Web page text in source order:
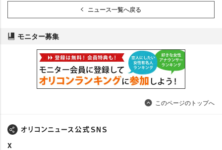
ニュース一覧へ戻る
モニター募集
このページのトップへ
X